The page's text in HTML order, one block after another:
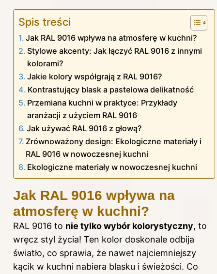
Spis treści
Jak RAL 9016 wpływa na atmosferę w kuchni?
Stylowe akcenty: Jak łączyć RAL 9016 z innymi
kolorami?
Jakie kolory współgrają z RAL 9016?
Kontrastujący blask a pastelowa delikatność
Przemiana kuchni w praktyce: Przykłady
aranżacji z użyciem RAL 9016
Jak używać RAL 9016 z głową?
Zrównoważony design: Ekologiczne materiały i
RAL 9016 w nowoczesnej kuchni
Ekologiczne materiały w nowoczesnej kuchni
Jak RAL 9016 wpływa na
atmosferę w kuchni?
RAL 9016 to nie tylko wybór kolorystyczny, to
wręcz styl życia! Ten kolor doskonale odbija
światło, co sprawia, że nawet najciemniejszy
kącik w kuchni nabiera blasku i świeżości. Co